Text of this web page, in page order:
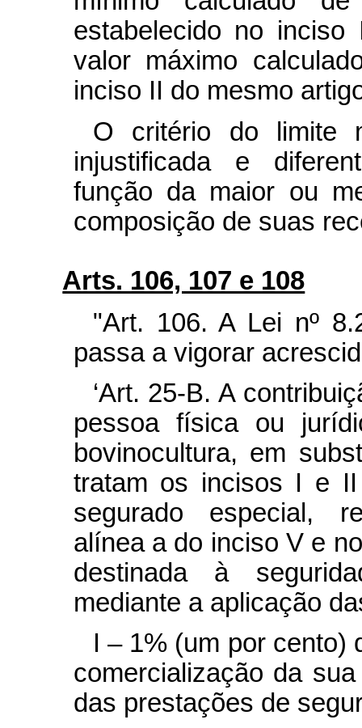
estabelecido no
valor máximo
inciso II do mesmo
O critério do limite
injustificada e
função da maior ou
composição de suas
Arts. 106, 107 e 108
"Art. 106. A Lei nº
passa a vigorar
‘Art. 25-B. A
pessoa física ou
bovinocultura, em
tratam os incisos I e
segurado especial,
alínea a do inciso V e
destinada à
mediante a aplicação
I – 1% (um por cento)
comercialização da
das prestações de